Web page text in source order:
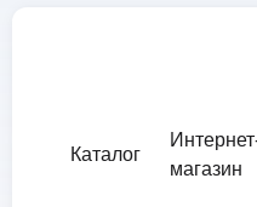
Каталог
магазин